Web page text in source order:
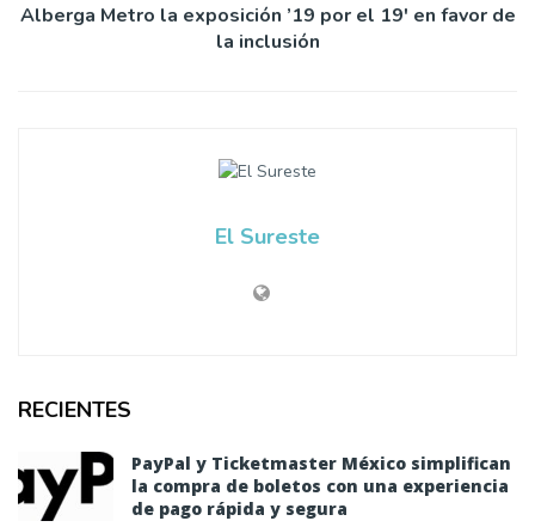
Alberga Metro la exposición ’19 por el 19′ en favor de
la inclusión
El Sureste
RECIENTES
PayPal y Ticketmaster México simplifican
la compra de boletos con una experiencia
de pago rápida y segura